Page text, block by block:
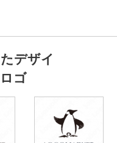
デザイ
ゴ